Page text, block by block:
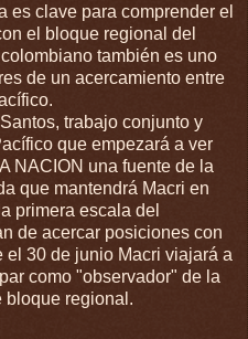
es clave para comprender el
el bloque regional del
también es uno
de un acercamiento entre
trabajo conjunto y
que empezará a ver
NACION una fuente de la
que mantendrá Macri en
primera escala del
de acercar posiciones con
el 30 de junio Macri viajará a
como "observador" de la
bloque regional.